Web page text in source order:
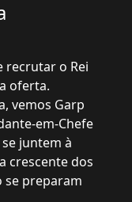
recrutar o Rei
oferta.
vemos Garp
em-Chefe
juntem à
crescente dos
se preparam